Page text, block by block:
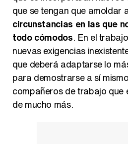
que se tengan que amoldar
circunstancias en las que
todo cómodos. En el
nuevas exigencias
que deberá adaptarse lo
para demostrarse a sí
compañeros de trabajo que
de mucho más.